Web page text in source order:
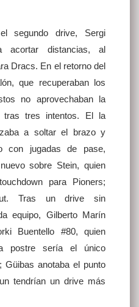
segundo drive, Sergi
acortar distancias, al
Dracs. En el retorno del
que recuperaban los
no aprovechaban la
tras tres intentos. El la
a soltar el brazo y
con jugadas de pase,
sobre Stein, quien
para Pioners;
Tras un drive sin
equipo, Gilberto Marín
Buentello #80, quien
postre sería el único
anotaba el punto
tendrían un drive más